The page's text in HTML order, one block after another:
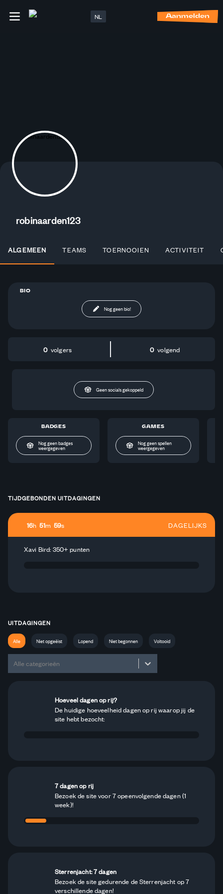
NL Aanmelden
robinaarden123
ALGEMEEN TEAMS TOERNOOIEN ACTIVITEIT
BIO
Nog geen bio!
0 volgers 0 volgend
Geen socials gekoppeld
BADGES
Nog geen badges
weergegeven
GAMES
Nog geen spellen
weergegeven
TIJDGEBONDEN UITDAGINGEN
16h 51m 59s DAGELIJKS
Xavi Bird: 350+ punten
UITDAGINGEN
Alle Niet opgeëist Lopend Niet begonnen Voltooid
Alle categorieën
Hoeveel dagen op rij?
De huidige hoeveelheid dagen op rij waarop jij de
site hebt bezocht:
7 dagen op rij
Bezoek de site voor 7 opeenvolgende dagen (1
week)!
Sterrenjacht: 7 dagen
Bezoek de site gedurende de Sterrenjacht op 7
verschillende dagen!